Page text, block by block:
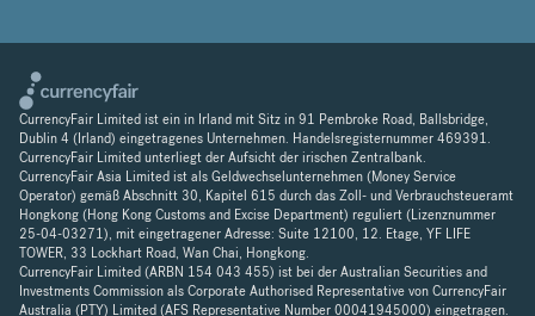
CurrencyFair Limited ist ein in Irland mit Sitz in 91 Pembroke Road, Ballsbridge,
Dublin 4 (Irland) eingetragenes Unternehmen. Handelsregisternummer 469391.
CurrencyFair Limited unterliegt der Aufsicht der irischen Zentralbank.
CurrencyFair Asia Limited ist als Geldwechselunternehmen (Money Service
Operator) gemäß Abschnitt 30, Kapitel 615 durch das Zoll- und Verbrauchsteueramt
Hongkong (Hong Kong Customs and Excise Department) reguliert (Lizenznummer
25-04-03271), mit eingetragener Adresse: Suite 12100, 12. Etage, YF LIFE
TOWER, 33 Lockhart Road, Wan Chai, Hongkong.
CurrencyFair Limited (ARBN 154 043 455) ist bei der Australian Securities and
Investments Commission als Corporate Authorised Representative von CurrencyFair
Australia (PTY) Limited (AFS Representative Number 00041945000) eingetragen.